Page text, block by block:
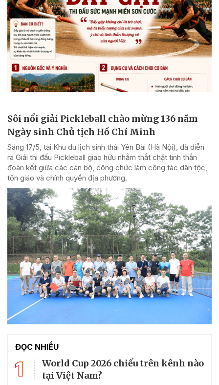
Sôi nổi giải Pickleball chào mừng 136 năm
Ngày sinh Chủ tịch Hồ Chí Minh
Sáng 17/5, tại Khu du lịch sinh thái Yên Bài (Hà Nội), đã diễn
ra Giải thi đấu Pickleball giao hữu nhằm thắt chặt tinh thần
đoàn kết giữa các cán bộ, công chức làm công tác dân tộc,
tôn giáo và chính quyền địa phương.
ĐỌC NHIỀU
1
World Cup 2026 chiếu trên kênh nào
tại Việt Nam?